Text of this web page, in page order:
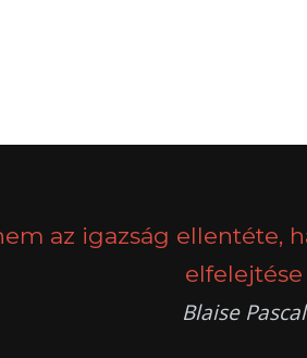
az igazság ellentéte,
elfelejtése
Blaise Pascal